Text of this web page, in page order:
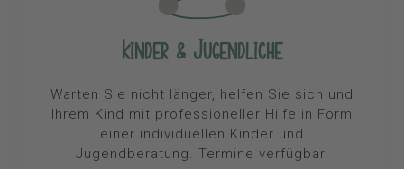
Kinder & Jugendliche
Warten Sie nicht länger, helfen Sie sich und
Ihrem Kind mit professioneller Hilfe in Form
einer individuellen Kinder und
Jugendberatung. Termine verfügbar.